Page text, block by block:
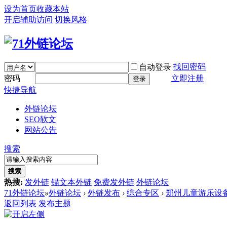
设为首页收藏本站
开启辅助访问 切换风格
自动登录 找回密码
密码
登录
立即注册
快捷导航
外链论坛
SEO软文
网站公告
搜索
搜索
热搜: 发外链 锚文本外链 免费发外链 外链论坛
71外链论坛»外链论坛 › 外链发布 › 综合专区 › 郑州儿童游乐设
返回列表 发布主题